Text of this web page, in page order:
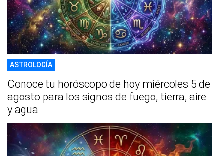
ASTROLOGÍA
Conoce tu horóscopo de hoy miércoles 5 de
agosto para los signos de fuego, tierra, aire
y agua